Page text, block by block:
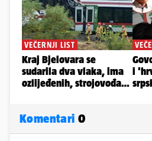
Komentari 0